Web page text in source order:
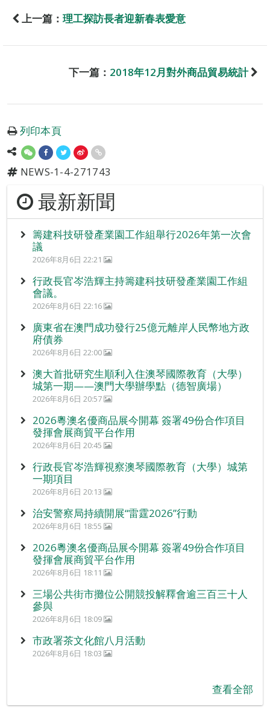
上一篇： 理工探訪長者迎新春表愛意
下一篇： 2018年12月對外商品貿易統計
列印本頁
NEWS-1-4-271743
最新新聞
籌建科技研發產業園工作組舉行2026年第一次會
議
2026年8月6日 22:21
行政長官岑浩輝主持籌建科技研發產業園工作組
會議。
2026年8月6日 22:16
廣東省在澳門成功發行25億元離岸人民幣地方政
府債券
2026年8月6日 22:00
澳大首批研究生順利入住澳琴國際教育（大學）
城第一期——澳門大學辦學點（德智廣場）
2026年8月6日 20:57
2026粵澳名優商品展今開幕 簽署49份合作項目
發揮會展商貿平台作用
2026年8月6日 20:45
行政長官岑浩輝視察澳琴國際教育（大學）城第
一期項目
2026年8月6日 20:13
治安警察局持續開展“雷霆2026”行動
2026年8月6日 18:55
2026粵澳名優商品展今開幕 簽署49份合作項目
發揮會展商貿平台作用
2026年8月6日 18:11
三場公共街市攤位公開競投解釋會逾三百三十人
參與
2026年8月6日 18:09
市政署茶文化館八月活動
2026年8月6日 18:03
查看全部